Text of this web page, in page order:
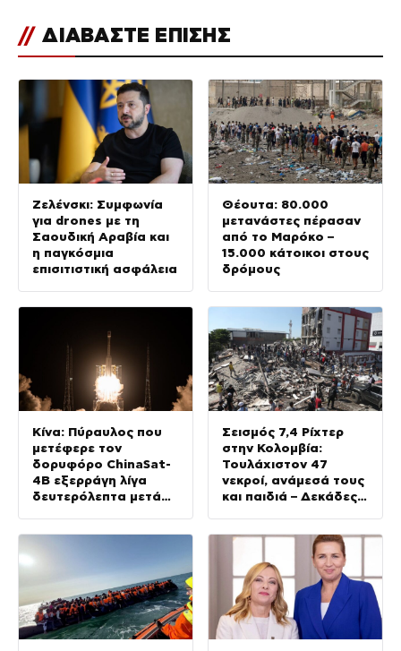
// ΔΙΑΒΑΣΤΕ ΕΠΙΣΗΣ
Ζελένσκι: Συμφωνία
για drones με τη
Σαουδική Αραβία και
η παγκόσμια
επισιτιστική ασφάλεια
Θέουτα: 80.000
μετανάστες πέρασαν
από το Μαρόκο –
15.000 κάτοικοι στους
δρόμους
Κίνα: Πύραυλος που
μετέφερε τον
δορυφόρο ChinaSat-
4B εξερράγη λίγα
δευτερόλεπτα μετά
Σεισμός 7,4 Ρίχτερ
στην Κολομβία:
Τουλάχιστον 47
νεκροί, ανάμεσά τους
και παιδιά – Δεκάδες
βίντεο